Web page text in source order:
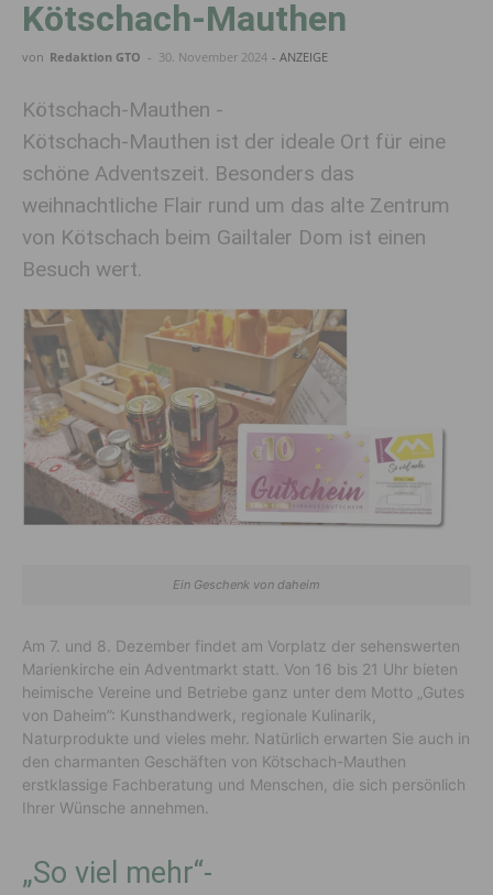
Kötschach-Mauthen
von Redaktion GTO - 30. November 2024 - ANZEIGE
Kötschach-Mauthen -
Kötschach-Mauthen ist der ideale Ort für eine
schöne Adventszeit. Besonders das
weihnachtliche Flair rund um das alte Zentrum
von Kötschach beim Gailtaler Dom ist einen
Besuch wert.
Ein Geschenk von daheim
Am 7. und 8. Dezember findet am Vorplatz der sehenswerten
Marienkirche ein Adventmarkt statt. Von 16 bis 21 Uhr bieten
heimische Vereine und Betriebe ganz unter dem Motto „Gutes
von Daheim”: Kunsthandwerk, regionale Kulinarik,
Naturprodukte und vieles mehr. Natürlich erwarten Sie auch in
den charmanten Geschäften von Kötschach-Mauthen
erstklassige Fachberatung und Menschen, die sich persönlich
Ihrer Wünsche annehmen.
„So viel mehr“-